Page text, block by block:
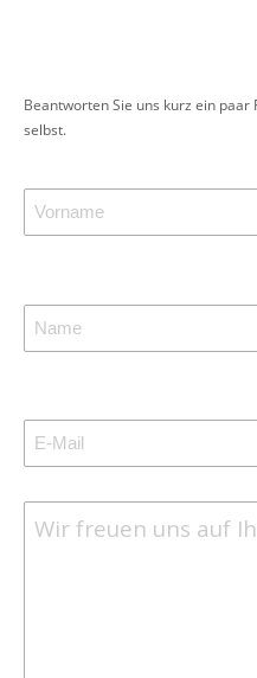
Beantworten Sie uns kurz ein paar
selbst.